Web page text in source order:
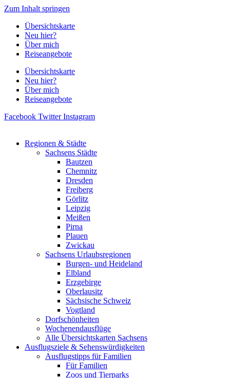
Zum Inhalt springen
Übersichtskarte
Neu hier?
Über mich
Reiseangebote
Übersichtskarte
Neu hier?
Über mich
Reiseangebote
Facebook Twitter Instagram
Regionen & Städte
Sachsens Städte
Bautzen
Chemnitz
Dresden
Freiberg
Görlitz
Leipzig
Meißen
Pirna
Plauen
Zwickau
Sachsens Urlaubsregionen
Burgen- und Heideland
Elbland
Erzgebirge
Oberlausitz
Sächsische Schweiz
Vogtland
Dorfschönheiten
Wochenendausflüge
Alle Übersichtskarten Sachsens
Ausflugsziele & Sehenswürdigkeiten
Ausflugstipps für Familien
Für Familien
Zoos und Tierparks